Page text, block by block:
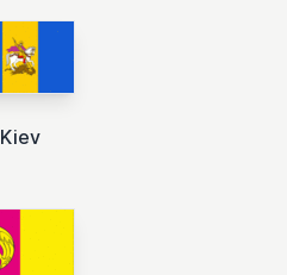
Kiev